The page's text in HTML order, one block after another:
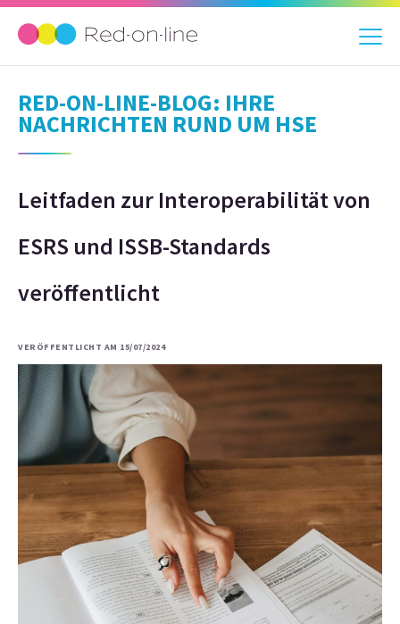
RED-ON-LINE-BLOG: IHRE
NACHRICHTEN RUND UM HSE
Leitfaden zur Interoperabilität von
ESRS und ISSB-Standards
veröffentlicht
VERÖFFENTLICHT AM 15/07/2024